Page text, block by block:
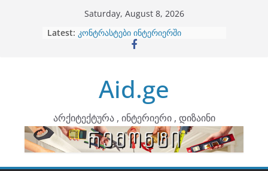
Saturday, August 8, 2026
Latest: ბინების გაერთიანება
კონტრასტები ინტერიერში
ინტერიერის დიზიანი
არტემიდი წარმოგიდგენთ
Aid.ge
არქიტექტურა , ინტერიერი , დიზაინი